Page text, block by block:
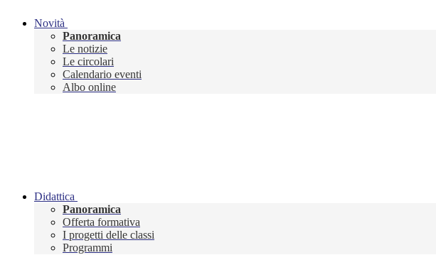
Novità
Panoramica
Le notizie
Le circolari
Calendario eventi
Albo online
Didattica
Panoramica
Offerta formativa
I progetti delle classi
Programmi